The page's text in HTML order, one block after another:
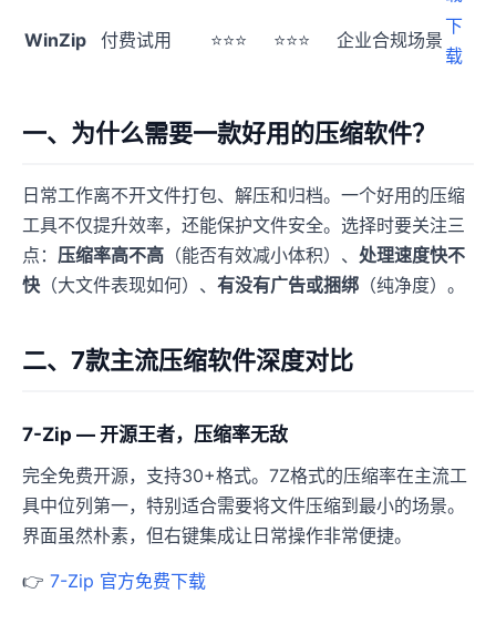
WinZip 付费试用 ⭐⭐⭐ ⭐⭐⭐ 企业合规场景
下
载
一、为什么需要一款好用的压缩软件？
日常工作离不开文件打包、解压和归档。一个好用的压缩
工具不仅提升效率，还能保护文件安全。选择时要关注三
点： 压缩率高不高 （能否有效减小体积）、 处理速度快不
快 （大文件表现如何）、 有没有广告或捆绑 （纯净度）。
二、7款主流压缩软件深度对比
7-Zip — 开源王者，压缩率无敌
完全免费开源，支持30+格式。7Z格式的压缩率在主流工
具中位列第一，特别适合需要将文件压缩到最小的场景。
界面虽然朴素，但右键集成让日常操作非常便捷。
👉 7-Zip 官方免费下载